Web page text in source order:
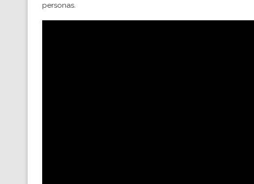
personas.